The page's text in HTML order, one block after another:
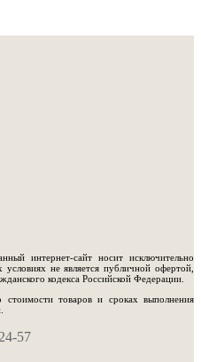
интернет-сайт носит исключительно
не является публичной офертой,
кодекса Российской Федерации.
товаров и сроках выполнения
57